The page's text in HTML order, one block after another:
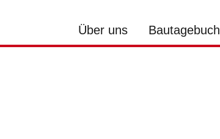
Über uns Bautagebuch